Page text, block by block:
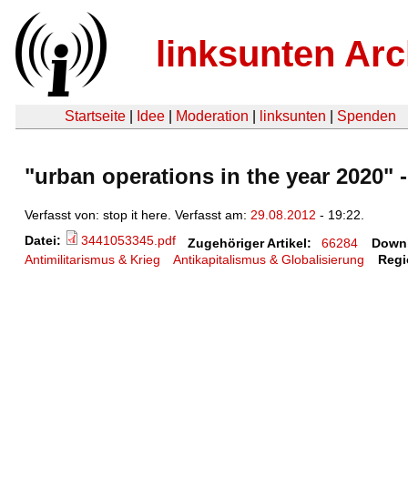
linksunten
Startseite Idee Moderation linksunten Spenden
"urban operations in the year 2020"
Verfasst von: stop it here. Verfasst am: 29.08.2012 - 19:22.
Datei:
3441053345.pdf Zugehöriger Artikel: 66284
Antimilitarismus & Krieg
Antikapitalismus & Globalisierung